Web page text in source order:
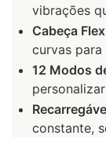
vibrações
Cabeça
curvas
12 Modos
constante,